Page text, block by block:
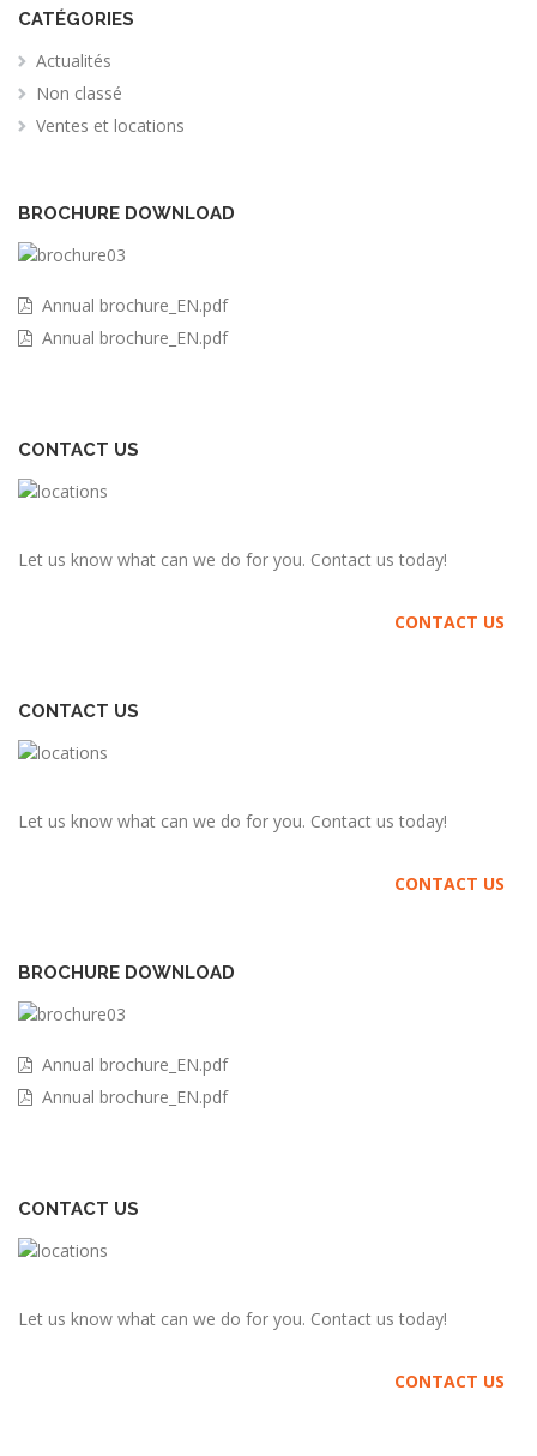
CATÉGORIES
Actualités
Non classé
Ventes et locations
BROCHURE DOWNLOAD
Annual brochure_EN.pdf
Annual brochure_EN.pdf
CONTACT US
Let us know what can we do for you. Contact us today!
CONTACT US
CONTACT US
Let us know what can we do for you. Contact us today!
CONTACT US
BROCHURE DOWNLOAD
Annual brochure_EN.pdf
Annual brochure_EN.pdf
CONTACT US
Let us know what can we do for you. Contact us today!
CONTACT US